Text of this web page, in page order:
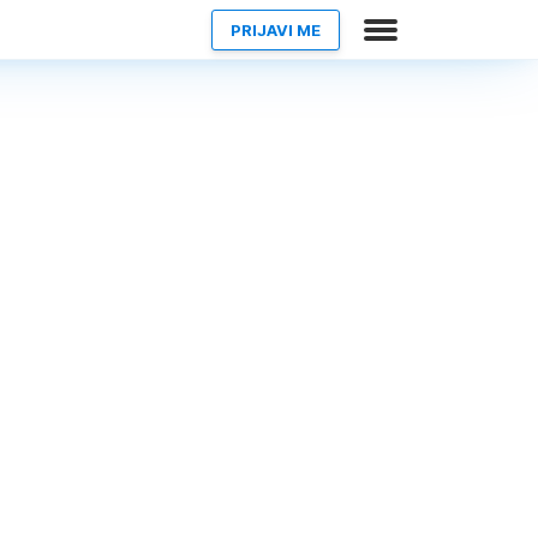
PRIJAVI ME